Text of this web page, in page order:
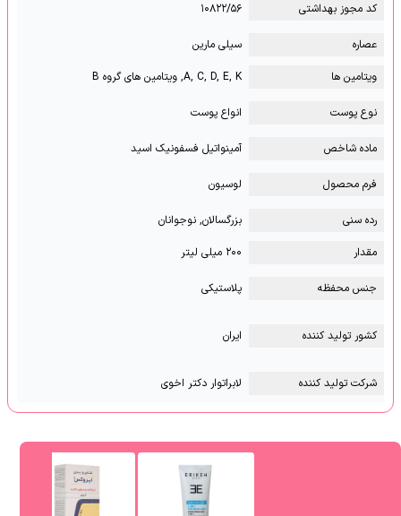
کد مجوز بهداشتی ۱۰۸۲۲/۵۶
عصاره
سیلی مارین
ویتامین ها
A, C, D, E, K, ویتامین‏ های گروه B
نوع پوست انواع پوست
ماده شاخص آمینواتیل فسفونیک اسید
فرم محصول لوسیون
رده سنی
بزرگسالان, نوجوانان
مقدار
۲۰۰ میلی لیتر
جنس محفظه پلاستیکی
کشور تولید کننده ایران
شرکت تولید کننده لابراتوار دکتر اخوی